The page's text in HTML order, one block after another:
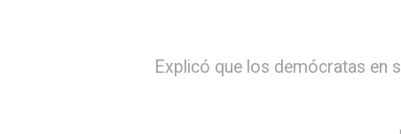
Explicó que los demócratas en